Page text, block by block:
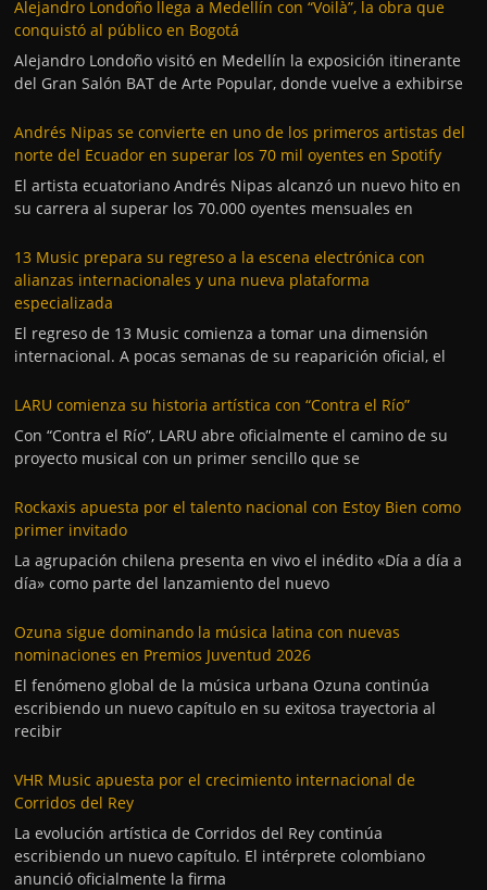
Alejandro Londoño llega a Medellín con “Voilà”, la obra que
conquistó al público en Bogotá
Alejandro Londoño visitó en Medellín la exposición itinerante
del Gran Salón BAT de Arte Popular, donde vuelve a exhibirse
Andrés Nipas se convierte en uno de los primeros artistas del
norte del Ecuador en superar los 70 mil oyentes en Spotify
El artista ecuatoriano Andrés Nipas alcanzó un nuevo hito en
su carrera al superar los 70.000 oyentes mensuales en
13 Music prepara su regreso a la escena electrónica con
alianzas internacionales y una nueva plataforma
especializada
El regreso de 13 Music comienza a tomar una dimensión
internacional. A pocas semanas de su reaparición oficial, el
LARU comienza su historia artística con “Contra el Río”
Con “Contra el Río”, LARU abre oficialmente el camino de su
proyecto musical con un primer sencillo que se
Rockaxis apuesta por el talento nacional con Estoy Bien como
primer invitado
La agrupación chilena presenta en vivo el inédito «Día a día a
día» como parte del lanzamiento del nuevo
Ozuna sigue dominando la música latina con nuevas
nominaciones en Premios Juventud 2026
El fenómeno global de la música urbana Ozuna continúa
escribiendo un nuevo capítulo en su exitosa trayectoria al
recibir
VHR Music apuesta por el crecimiento internacional de
Corridos del Rey
La evolución artística de Corridos del Rey continúa
escribiendo un nuevo capítulo. El intérprete colombiano
anunció oficialmente la firma